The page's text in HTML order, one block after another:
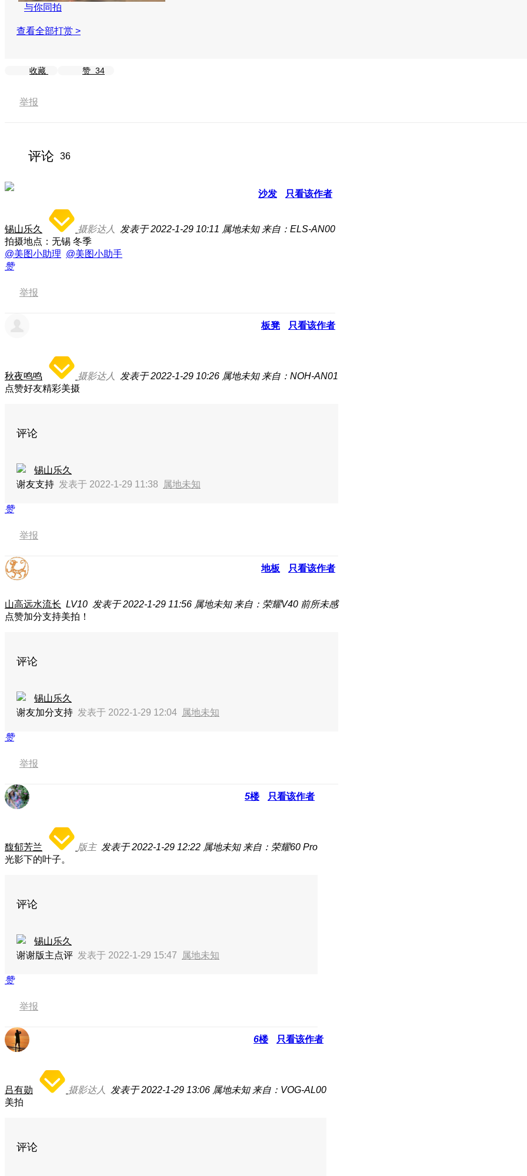
与你同拍
查看全部打赏 >
收藏 赞 34
举报
评论 36
沙发 只看该作者
锡山乐久 摄影达人 发表于 2022-1-29 10:11 属地未知 来自：ELS-AN00
拍摄地点：无锡 冬季
@美图小助理 @美图小助手
赞
举报
板凳 只看该作者
秋夜鸣鸣 摄影达人 发表于 2022-1-29 10:26 属地未知 来自：NOH-AN01
点赞好友精彩美摄
评论
锡山乐久
谢友支持 发表于 2022-1-29 11:38 属地未知
赞
举报
地板 只看该作者
山高远水流长 LV10 发表于 2022-1-29 11:56 属地未知 来自：荣耀V40 前所未感
点赞加分支持美拍！
评论
锡山乐久
谢友加分支持 发表于 2022-1-29 12:04 属地未知
赞
举报
5楼 只看该作者
馥郁芳兰 版主 发表于 2022-1-29 12:22 属地未知 来自：荣耀60 Pro
光影下的叶子。
评论
锡山乐久
谢谢版主点评 发表于 2022-1-29 15:47 属地未知
赞
举报
6楼 只看该作者
吕有勋 摄影达人 发表于 2022-1-29 13:06 属地未知 来自：VOG-AL00
美拍
评论